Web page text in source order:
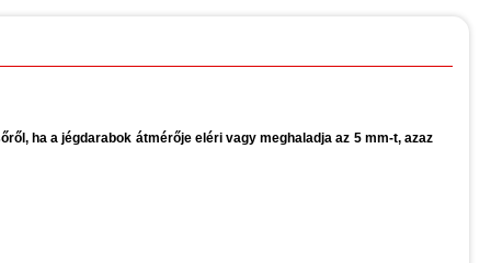
ha a jégdarabok átmérője eléri vagy meghaladja az 5 mm-t, azaz